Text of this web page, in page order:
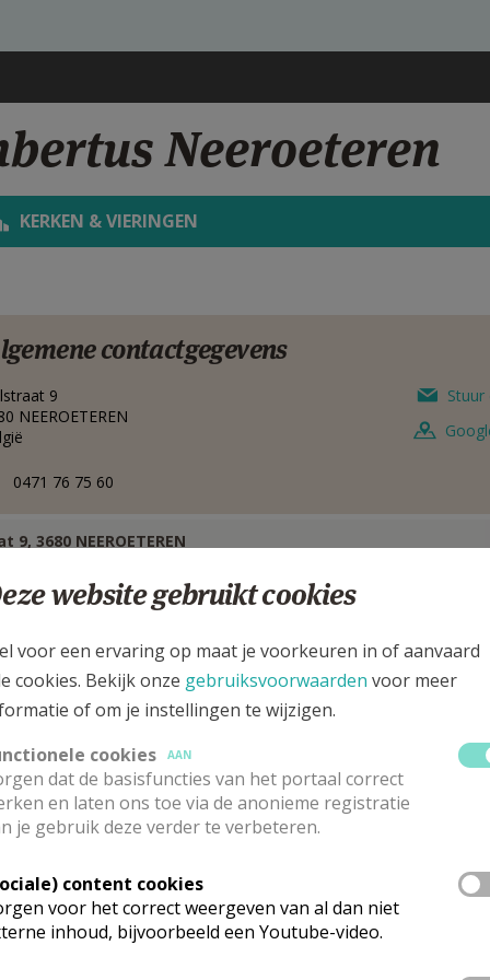
Neeroeteren
KERKEN & VIERINGEN
contactgegevens
9
NEEROETEREN
0471 76 75 60
9, 3680 NEEROETEREN
abonneringen Kerk &
website gebruikt cookies
voor een ervaring op maat je voorkeuren in of aanvaard
cookies. Bekijk onze gebruiksvoorwaarden voor meer
of om je instellingen te wijzigen.
cookies
AAN
dat de basisfuncties van het portaal correct
en laten ons toe via de anonieme registratie
je gebruik deze verder te verbeteren.
content cookies
voor het correct weergeven van al dan niet
inhoud, bijvoorbeeld een Youtube-video.